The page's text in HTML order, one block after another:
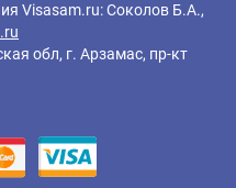
Visasam.ru: Соколов Б.А.,
обл, г. Арзамас, пр-кт